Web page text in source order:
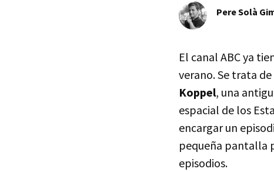
Pere Solà
El canal ABC ya
verano. Se trata de
Koppel, una
espacial de los
encargar un
pequeña pantalla
episodios.